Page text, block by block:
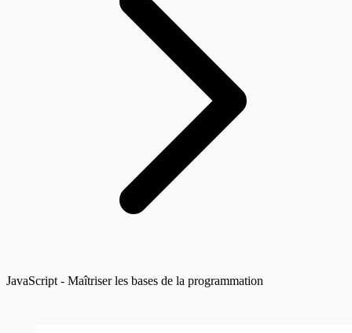
JavaScript - Maîtriser les bases de la programmation